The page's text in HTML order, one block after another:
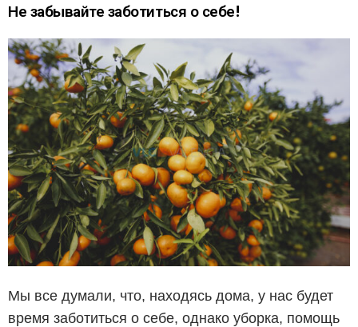
Не забывайте заботиться о себе!
Мы все думали, что, находясь дома, у нас будет
время заботиться о себе, однако уборка, помощь